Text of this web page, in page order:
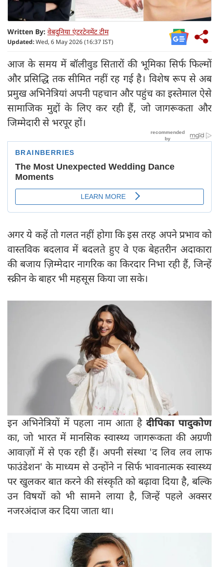
Written By: वेबदुनिया एंटरटेनमेंट टीम
Updated:Wed, 6 May 2026 (16:37 IST)
आज के समय में बॉलीवुड सितारों की भूमिका सिर्फ फिल्मों
और प्रसिद्धि तक सीमित नहीं रह गई है। विशेष रूप से अब
प्रमुख अभिनेत्रियां अपनी पहचान और पहुंच का इस्तेमाल ऐसे
सामाजिक मुद्दों के लिए कर रही हैं, जो जागरूकता और
जिम्मेदारी से भरपूर हों।
अगर ये कहें तो गलत नहीं होगा कि इस तरह अपने प्रभाव को
वास्तविक बदलाव में बदलते हुए वे एक बेहतरीन अदाकारा
की बजाय ज़िम्मेदार नागरिक का किरदार निभा रही हैं, जिन्हें
स्क्रीन के बाहर भी महसूस किया जा सके।
इन अभिनेत्रियों में पहला नाम आता है दीपिका पादुकोण
का, जो भारत में मानसिक स्वास्थ्य जागरूकता की अग्रणी
आवाज़ों में से एक रही हैं। अपनी संस्था 'द लिव लव लाफ
फाउंडेशन' के माध्यम से उन्होंने न सिर्फ भावनात्मक स्वास्थ्य
पर खुलकर बात करने की संस्कृति को बढ़ावा दिया है, बल्कि
उन विषयों को भी सामने लाया है, जिन्हें पहले अक्सर
नजरअंदाज कर दिया जाता था।